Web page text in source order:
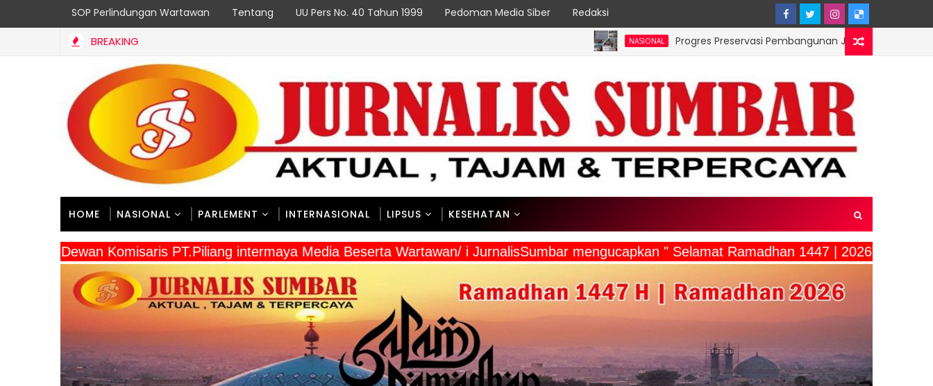
SOP Perlindungan Wartawan Tentang UU Pers No. 40 Tahun 1999 Pedoman Media Siber Redaksi
BREAKING NASIONAL
Progres Preservasi Pembangunan Jembatan Ruas
Sorsel Wujudkan Jalan Cor 250 Meter, Warga Kampung Sesor Rasakan Manfaat Nyata
HOME NASIONAL PARLEMENT INTERNASIONAL LIPSUS KESEHATAN
" Dewan Komisaris PT.Piliang intermaya Media Beserta Wartawan/ i JurnalisSumbar mengucapkan " Selamat Ramadhan 1447 | 2026"